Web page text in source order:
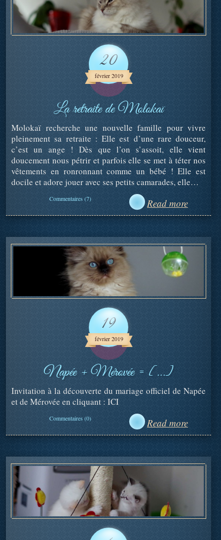
20
février 2019
La retraite de Molokaï
Molokaï recherche une nouvelle famille pour vivre
pleinement sa retraite : Elle est d’une rare douceur,
c’est un ange ! Dès que l’on s’assoit, elle vient
doucement nous pétrir et parfois elle se met à téter nos
vêtements en ronronnant comme un bébé ! Elle est
docile et adore jouer avec ses petits camarades, elle…
Commentaires (7) Read more
19
février 2019
Napée + Mérovée = […]
Invitation à la découverte du mariage officiel de Napée
et de Mérovée en cliquant : ICI
Commentaires (0) Read more